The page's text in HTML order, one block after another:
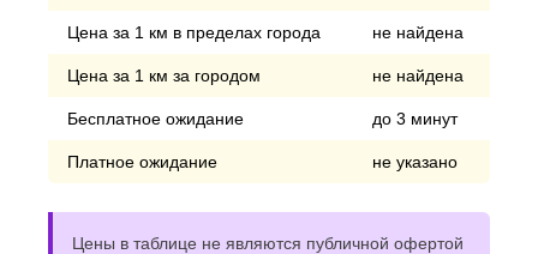
Цена за 1 км в пределах города не найдена
Цена за 1 км за городом не найдена
Бесплатное ожидание до 3 минут
Платное ожидание не указано
Цены в таблице не являются публичной офертой